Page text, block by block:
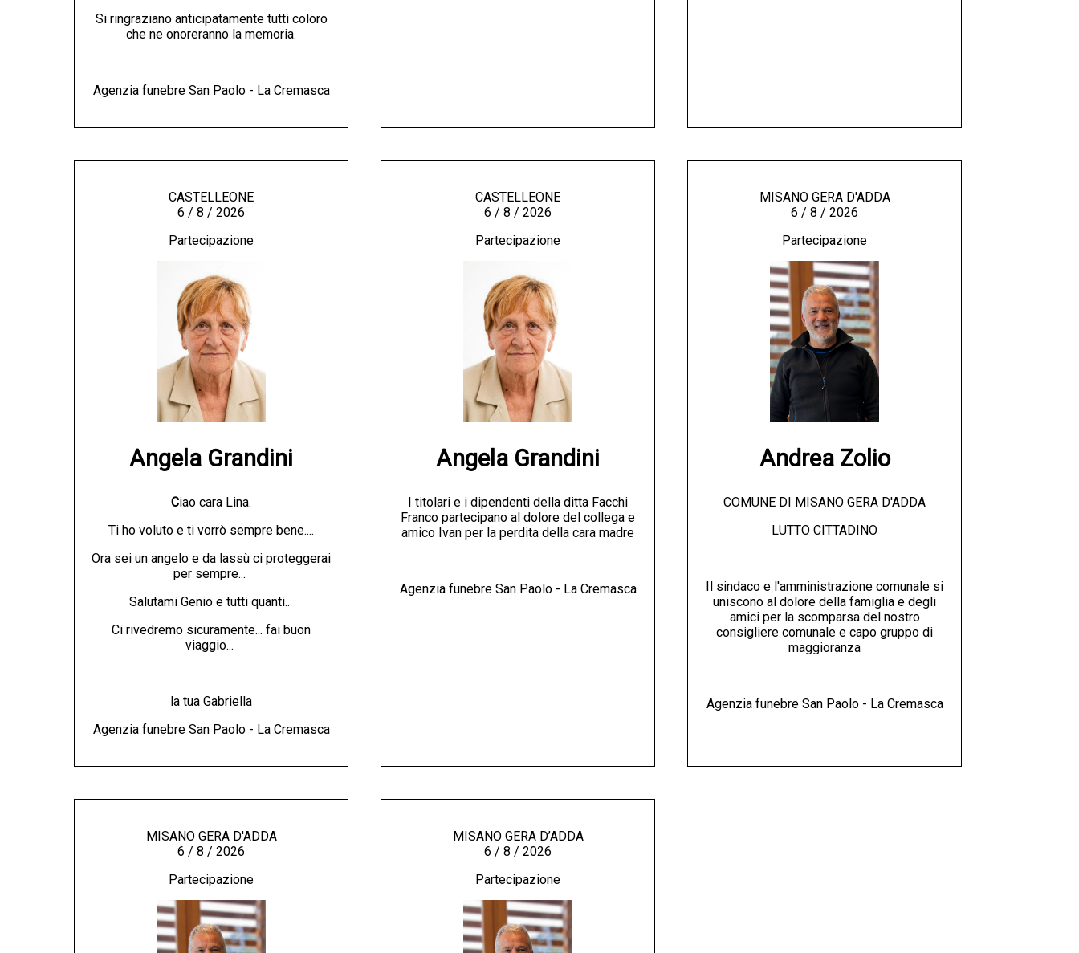
Si ringraziano anticipatamente tutti coloro
che ne onoreranno la memoria.
Agenzia funebre San Paolo - La Cremasca
CASTELLEONE
6 / 8 / 2026
Partecipazione
Angela Grandini
Ciao cara Lina.
Ti ho voluto e ti vorrò sempre bene....
Ora sei un angelo e da lassù ci proteggerai
per sempre...
Salutami Genio e tutti quanti..
Ci rivedremo sicuramente... fai buon
viaggio...
la tua Gabriella
Agenzia funebre San Paolo - La Cremasca
CASTELLEONE
6 / 8 / 2026
Partecipazione
Angela Grandini
I titolari e i dipendenti della ditta Facchi
Franco partecipano al dolore del collega e
amico Ivan per la perdita della cara madre
Agenzia funebre San Paolo - La Cremasca
MISANO GERA D'ADDA
6 / 8 / 2026
Partecipazione
Andrea Zolio
COMUNE DI MISANO GERA D'ADDA
LUTTO CITTADINO
Il sindaco e l'amministrazione comunale si
uniscono al dolore della famiglia e degli
amici per la scomparsa del nostro
consigliere comunale e capo gruppo di
maggioranza
Agenzia funebre San Paolo - La Cremasca
MISANO GERA D'ADDA
6 / 8 / 2026
Partecipazione
MISANO GERA D’ADDA
6 / 8 / 2026
Partecipazione